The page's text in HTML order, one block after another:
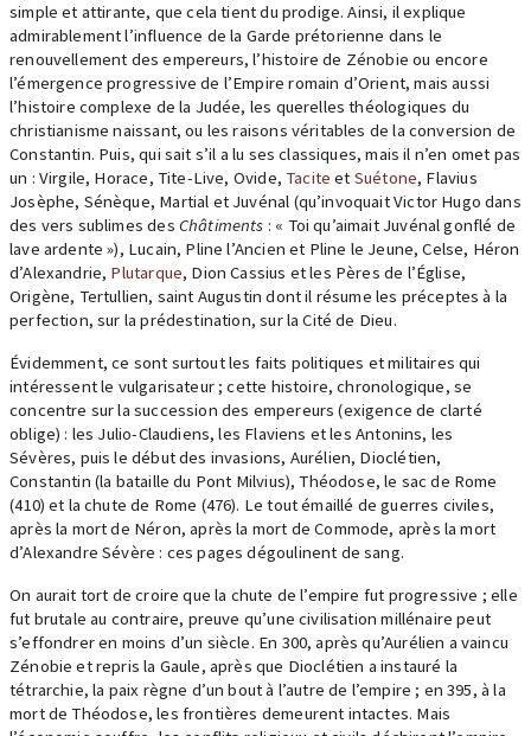
simple et attirante, que cela tient du prodige. Ainsi, il explique
admirablement l’influence de la Garde prétorienne dans le
renouvellement des empereurs, l’histoire de Zénobie ou encore
l’émergence progressive de l’Empire romain d’Orient, mais aussi
l’histoire complexe de la Judée, les querelles théologiques du
christianisme naissant, ou les raisons véritables de la conversion de
Constantin. Puis, qui sait s’il a lu ses classiques, mais il n’en omet pas
un : Virgile, Horace, Tite-Live, Ovide,Tacite et Suétone, Flavius
Josèphe, Sénèque, Martial et Juvénal (qu’invoquait Victor Hugo dans
des vers sublimes des Châtiments : « Toi qu’aimait Juvénal gonflé de
lave ardente »), Lucain, Pline l’Ancien et Pline le Jeune, Celse, Héron
d’Alexandrie, Plutarque, Dion Cassius et les Pères de l’Église,
Origène, Tertullien, saint Augustin dont il résume les préceptes à la
perfection, sur la prédestination, sur la Cité de Dieu.
Évidemment, ce sont surtout les faits politiques et militaires qui
intéressent le vulgarisateur ; cette histoire, chronologique, se
concentre sur la succession des empereurs (exigence de clarté
oblige) : les Julio-Claudiens, les Flaviens et les Antonins, les
Sévères, puis le début des invasions, Aurélien, Dioclétien,
Constantin (la bataille du Pont Milvius), Théodose, le sac de Rome
(410) et la chute de Rome (476). Le tout émaillé de guerres civiles,
après la mort de Néron, après la mort de Commode, après la mort
d’Alexandre Sévère : ces pages dégoulinent de sang.
On aurait tort de croire que la chute de l’empire fut progressive ; elle
fut brutale au contraire, preuve qu’une civilisation millénaire peut
s’effondrer en moins d’un siècle. En 300, après qu’Aurélien a vaincu
Zénobie et repris la Gaule, après que Dioclétien a instauré la
tétrarchie, la paix règne d’un bout à l’autre de l’empire ; en 395, à la
mort de Théodose, les frontières demeurent intactes. Mais